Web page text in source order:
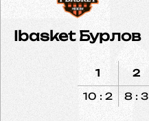
Ibasket Бурлов
1
10 : 2
2
8 : 3